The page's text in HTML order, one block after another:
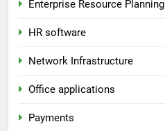
Enterprise Resource Planning
HR software
Network Infrastructure
Office applications
Payments